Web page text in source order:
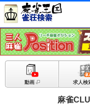
動画 求人検
麻雀